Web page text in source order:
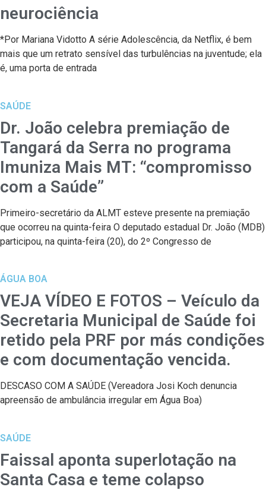
neurociência
*Por Mariana Vidotto A série Adolescência, da Netflix, é bem
mais que um retrato sensível das turbulências na juventude; ela
é, uma porta de entrada
SAÚDE
Dr. João celebra premiação de
Tangará da Serra no programa
Imuniza Mais MT: “compromisso
com a Saúde”
Primeiro-secretário da ALMT esteve presente na premiação
que ocorreu na quinta-feira O deputado estadual Dr. João (MDB)
participou, na quinta-feira (20), do 2º Congresso de
ÁGUA BOA
VEJA VÍDEO E FOTOS – Veículo da
Secretaria Municipal de Saúde foi
retido pela PRF por más condições
e com documentação vencida.
DESCASO COM A SAÚDE (Vereadora Josi Koch denuncia
apreensão de ambulância irregular em Água Boa)
SAÚDE
Faissal aponta superlotação na
Santa Casa e teme colapso